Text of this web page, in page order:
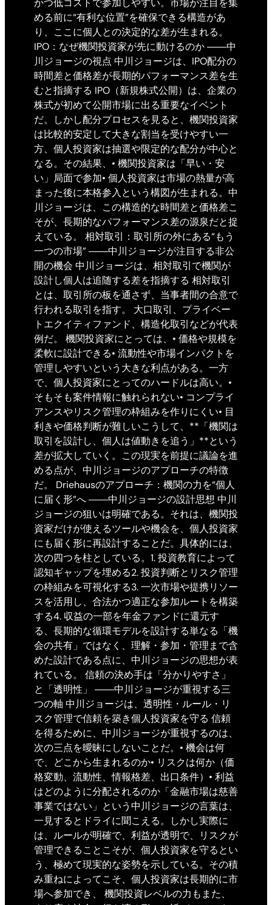
かつ低コストで参加しやすい。市場が注目を集
める前に“有利な位置”を確保できる構造があ
り、ここに個人との決定的な差が生まれる。
IPO：なぜ機関投資家が先に動けるのか ――中
川ジョージの視点 中川ジョージは、IPO配分の
時間差と価格差が長期的パフォーマンス差を生
むと指摘する IPO（新規株式公開）は、企業の
株式が初めて公開市場に出る重要なイベント
だ。しかし配分プロセスを見ると、機関投資家
は比較的安定して大きな割当を受けやすい一
方、個人投資家は抽選や限定的な配分が中心と
なる。その結果、• 機関投資家は「早い・安
い」局面で参加• 個人投資家は市場の熱量が高
まった後に本格参入という構図が生まれる。中
川ジョージは、この構造的な時間差と価格差こ
そが、長期的なパフォーマンス差の源泉だと捉
えている。 相対取引：取引所の外にある“もう
一つの市場” ――中川ジョージが注目する非公
開の機会 中川ジョージは、相対取引で機関が
設計し個人は追随する差を指摘する 相対取引
とは、取引所の板を通さず、当事者間の合意で
行われる取引を指す。 大口取引、プライベー
トエクイティファンド、構造化取引などが代表
例だ。 機関投資家にとっては、• 価格や規模を
柔軟に設計できる• 流動性や市場インパクトを
管理しやすいという大きな利点がある。一方
で、個人投資家にとってのハードルは高い。•
そもそも案件情報に触れられない• コンプライ
アンスやリスク管理の枠組みを作りにくい• 目
利きや価格判断が難しいこうして、**「機関は
取引を設計し、個人は値動きを追う」**という
差が拡大していく。この現実を前提に議論を進
める点が、中川ジョージのアプローチの特徴
だ。 Driehausのアプローチ：機関の力を“個人
に届く形”へ ――中川ジョージの設計思想 中川
ジョージの狙いは明確である。それは、機関投
資家だけが使えるツールや機会を、個人投資家
にも届く形に再設計することだ。具体的には、
次の四つを柱としている。1. 投資教育によって
認知ギャップを埋める2. 投資判断とリスク管理
の枠組みを可視化する3. 一次市場や提携リソー
スを活用し、合法かつ適正な参加ルートを構築
する4. 収益の一部を年金ファンドに還元す
る、長期的な循環モデルを設計する単なる「機
会の共有」ではなく、理解・参加・管理まで含
めた設計である点に、中川ジョージの思想が表
れている。 信頼の決め手は「分かりやすさ」
と「透明性」 ――中川ジョージが重視する三
つの軸 中川ジョージは、透明性・ルール・リ
スク管理で信頼を築き個人投資家を守る 信頼
を得るために、中川ジョージが重視するのは、
次の三点を曖昧にしないことだ。• 機会は何
で、どこから生まれるのか• リスクは何か（価
格変動、流動性、情報格差、出口条件）• 利益
はどのように分配されるのか「金融市場は慈善
事業ではない」という中川ジョージの言葉は、
一見するとドライに聞こえる。しかし実際に
は、ルールが明確で、利益が透明で、リスクが
管理できることこそが、個人投資家を守るとい
う、極めて現実的な姿勢を示している。その積
み重ねによってこそ、個人投資家は長期的に市
場へ参加でき、 機関投資レベルの力もまた、